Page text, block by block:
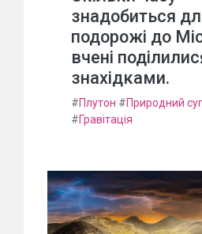
знадобиться
подорожі до
вчені
знахідками.
#Плутон #Природний
#Гравітація